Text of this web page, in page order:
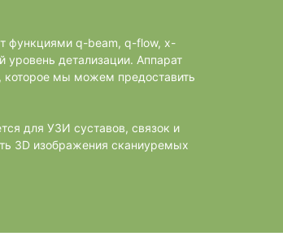
функциями q-beam, q-flow, x-
детализации. Аппарат
которое мы можем предоставить
для УЗИ суставов, связок и
3D изображения сканиуремых